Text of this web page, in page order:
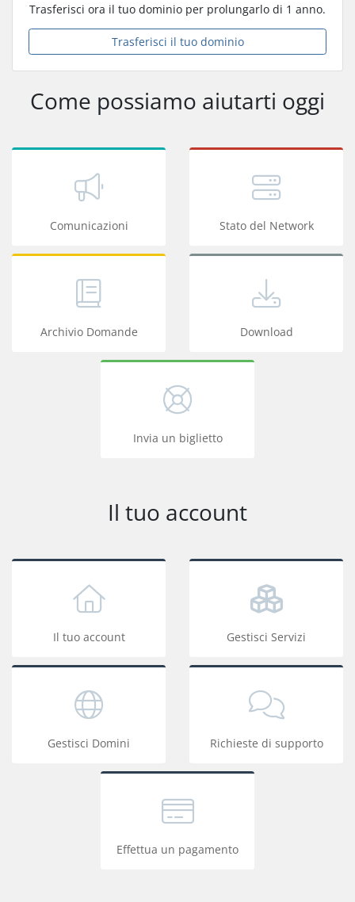
Trasferisci ora il tuo dominio per prolungarlo di 1 anno.
Trasferisci il tuo dominio
Come possiamo aiutarti oggi
Comunicazioni Stato del Network
Archivio Domande Download
Invia un biglietto
Il tuo account
Il tuo account Gestisci Servizi
Gestisci Domini Richieste di supporto
Effettua un pagamento